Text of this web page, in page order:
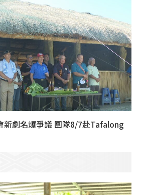
新劇名爆爭議 團隊8/7赴Tafalong